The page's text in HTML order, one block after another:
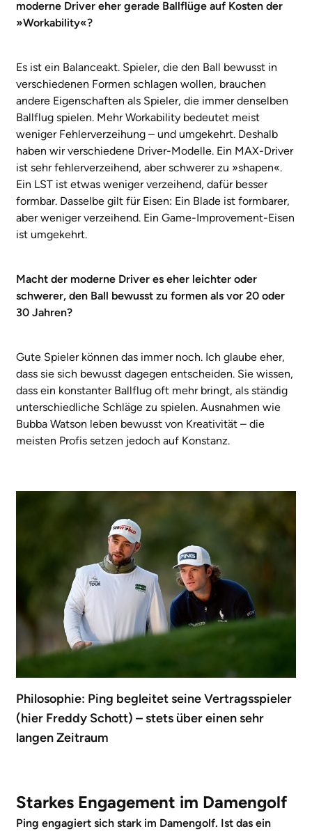
moderne Driver eher gerade Ballflüge auf Kosten der
»Workability«?
Es ist ein Balanceakt. Spieler, die den Ball bewusst in
verschiedenen Formen schlagen wollen, brauchen
andere Eigenschaften als Spieler, die immer denselben
Ballflug spielen. Mehr Workability bedeutet meist
weniger Fehlerverzeihung – und umgekehrt. Deshalb
haben wir verschiedene Driver-Modelle. Ein MAX-Driver
ist sehr fehlerverzeihend, aber schwerer zu »shapen«.
Ein LST ist etwas weniger verzeihend, dafür besser
formbar. Dasselbe gilt für Eisen: Ein Blade ist formbarer,
aber weniger verzeihend. Ein Game-Improvement-Eisen
ist umgekehrt.
Macht der moderne Driver es eher leichter oder
schwerer, den Ball bewusst zu formen als vor 20 oder
30 Jahren?
Gute Spieler können das immer noch. Ich glaube eher,
dass sie sich bewusst dagegen entscheiden. Sie wissen,
dass ein konstanter Ballflug oft mehr bringt, als ständig
unterschiedliche Schläge zu spielen. Ausnahmen wie
Bubba Watson leben bewusst von Kreativität – die
meisten Profis setzen jedoch auf Konstanz.
Philosophie: Ping begleitet seine Vertragsspieler
(hier Freddy Schott) – stets über einen sehr
langen Zeitraum
Starkes Engagement im Damengolf
Ping engagiert sich stark im Damengolf. Ist das ein